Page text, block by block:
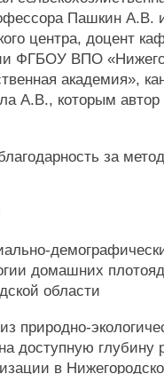
Пашкин
центра, доцент
ФГБОУ ВПО
академия»,
A.B., которым
за
домашних
области
природно-
доступную глубину
в